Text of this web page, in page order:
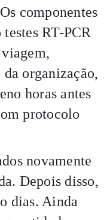
componentes
RT-PCR
organização,
horas antes
protocolo
novamente
Depois disso,
dias. Ainda